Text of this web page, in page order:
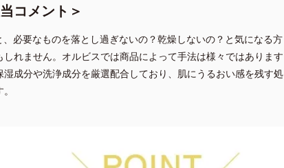
コメント＞
、必要なものを落とし過ぎないの？乾燥しないの？と気になる方
しれません。オルビスでは商品によって手法は様々ではあります
湿成分や洗浄成分を厳選配合しており、肌にうるおい感を残す処